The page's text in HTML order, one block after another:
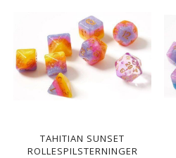
TAHITIAN SUNSET
ROLLESPILSTERNINGER